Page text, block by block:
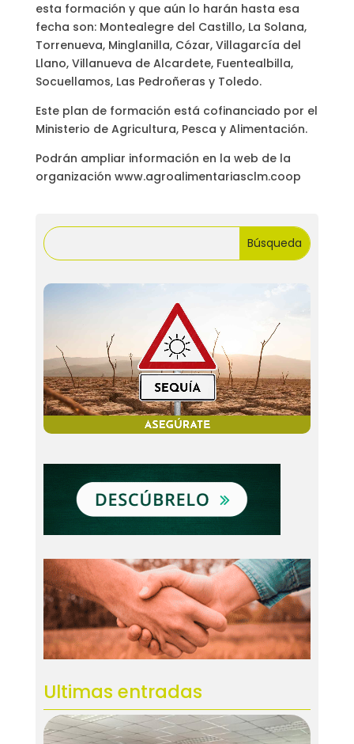
esta formación y que aún lo harán hasta esa
fecha son: Montealegre del Castillo, La Solana,
Torrenueva, Minglanilla, Cózar, Villagarcía del
Llano, Villanueva de Alcardete, Fuentealbilla,
Socuellamos, Las Pedroñeras y Toledo.
Este plan de formación está cofinanciado por el
Ministerio de Agricultura, Pesca y Alimentación.
Podrán ampliar información en la web de la
organización www.agroalimentariasclm.coop
Ultimas entradas